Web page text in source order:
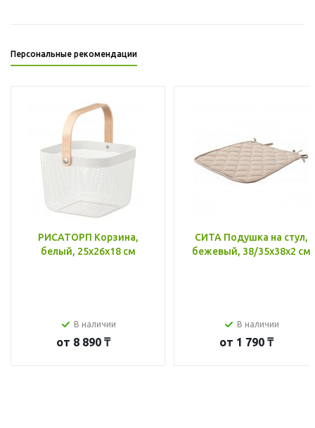
Персональные рекомендации
РИСАТОРП Корзина,
белый, 25x26x18 см
В наличии
от 8 890 ₸
СИТА Подушка на стул,
бежевый, 38/35x38x2 см
В наличии
от 1 790 ₸